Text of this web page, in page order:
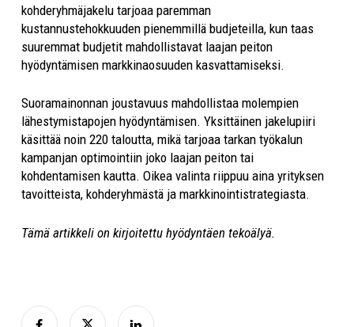
kohderyhmäjakelu tarjoaa paremman
kustannustehokkuuden pienemmillä budjeteilla, kun taas
suuremmat budjetit mahdollistavat laajan peiton
hyödyntämisen markkinaosuuden kasvattamiseksi.
Suoramainonnan joustavuus mahdollistaa molempien
lähestymistapojen hyödyntämisen. Yksittäinen jakelupiiri
käsittää noin 220 taloutta, mikä tarjoaa tarkan työkalun
kampanjan optimointiin joko laajan peiton tai
kohdentamisen kautta. Oikea valinta riippuu aina yrityksen
tavoitteista, kohderyhmästä ja markkinointistrategiasta.
Tämä artikkeli on kirjoitettu hyödyntäen tekoälyä.